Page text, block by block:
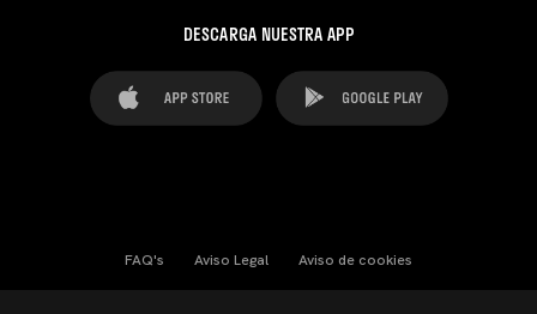
DESCARGA NUESTRA APP
FAQ's Aviso Legal Aviso de cookies